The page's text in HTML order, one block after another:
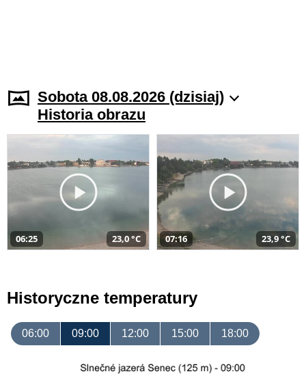
Sobota 08.08.2026 (dzisiaj)
Historia obrazu
06:25 23,0 °C 07:16 23,9 °C
Historyczne temperatury
06:00 09:00 12:00 15:00 18:00